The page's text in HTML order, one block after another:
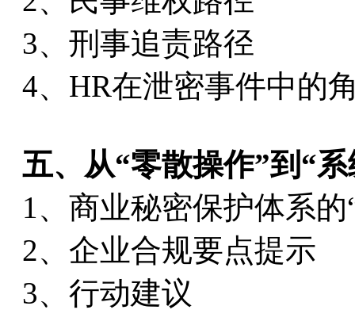
3、刑事追责路径
4、HR在泄密事件中的
五、从“零散操作”到“
1、商业秘密保护体系的
2、企业合规要点提示
3、行动建议